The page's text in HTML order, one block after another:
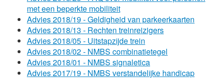
met een beperkte mobiliteit
Advies 2018/19 - Geldigheid van parkeerkaarten
Advies 2018/13 - Rechten treinreizigers
Advies 2018/05 - Uitstapzijde trein
Advies 2018/02 - NMBS combinatietegel
Advies 2018/01 - NMBS signaletica
Advies 2017/19 - NMBS verstandelijke handicap